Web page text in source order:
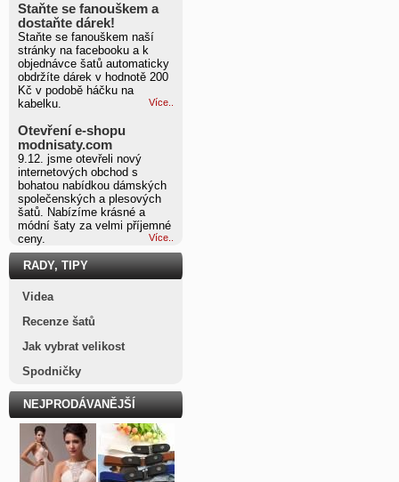
Staňte se fanouškem a
dostaňte dárek!
Staňte se fanouškem naší
stránky na facebooku a k
objednávce šatů automaticky
obdržíte dárek v hodnotě 200
Kč v podobě háčku na
kabelku.
Více..
Otevření e-shopu
modnisaty.com
9.12. jsme otevřeli nový
internetových obchod s
bohatou nabídkou dámských
společenských a plesových
šatů. Nabízíme krásné a
módní šaty za velmi příjemné
ceny.
Více..
RADY, TIPY
Videa
Recenze šatů
Jak vybrat velikost
Spodničky
NEJPRODÁVANĚJŠÍ